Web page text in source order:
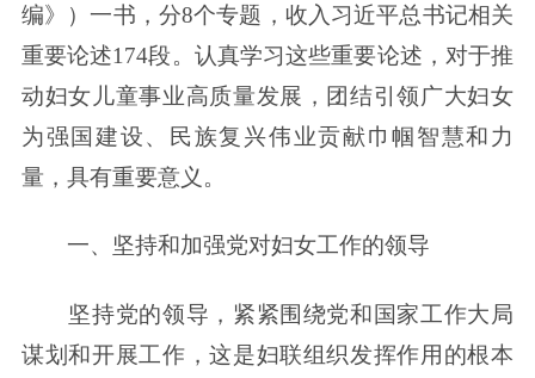
编》）一书，分8个专题，收入习近平总书记相关
重要论述174段。认真学习这些重要论述，对于推
动妇女儿童事业高质量发展，团结引领广大妇女
为强国建设、民族复兴伟业贡献巾帼智慧和力
量，具有重要意义。
一、坚持和加强党对妇女工作的领导
坚持党的领导，紧紧围绕党和国家工作大局
谋划和开展工作，这是妇联组织发挥作用的根本